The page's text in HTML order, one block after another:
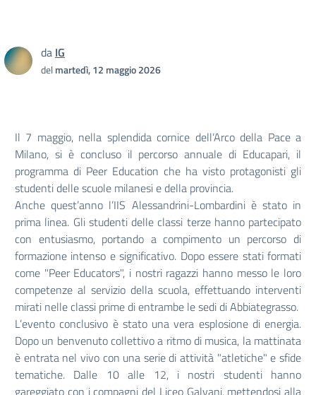
da IG
delmartedì, 12 maggio 2026
​Il 7 maggio, nella splendida cornice dell’Arco della Pace a
Milano, si è concluso il percorso annuale di Educapari, il
programma di Peer Education che ha visto protagonisti gli
studenti delle scuole milanesi e della provincia.
​Anche quest’anno l’IIS Alessandrini-Lombardini è stato in
prima linea. Gli studenti delle classi terze hanno partecipato
con entusiasmo, portando a compimento un percorso di
formazione intenso e significativo. Dopo essere stati formati
come "Peer Educators", i nostri ragazzi hanno messo le loro
competenze al servizio della scuola, effettuando interventi
mirati nelle classi prime di entrambe le sedi di Abbiategrasso.
​L’evento conclusivo è stato una vera esplosione di energia.
Dopo un benvenuto collettivo a ritmo di musica, la mattinata
è entrata nel vivo con una serie di attività "atletiche" e sfide
tematiche. Dalle 10 alle 12, i nostri studenti hanno
gareggiato con i compagni del Liceo Galvani, mettendosi alla